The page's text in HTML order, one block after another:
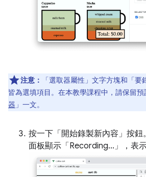
注意： 「選取器屬性」 文字方塊和「要
皆為選填項目。在本教學課程中，請保留
器 」一文。
按一下「開始錄製新內容」 按鈕
面板顯示「Recording...」
，表